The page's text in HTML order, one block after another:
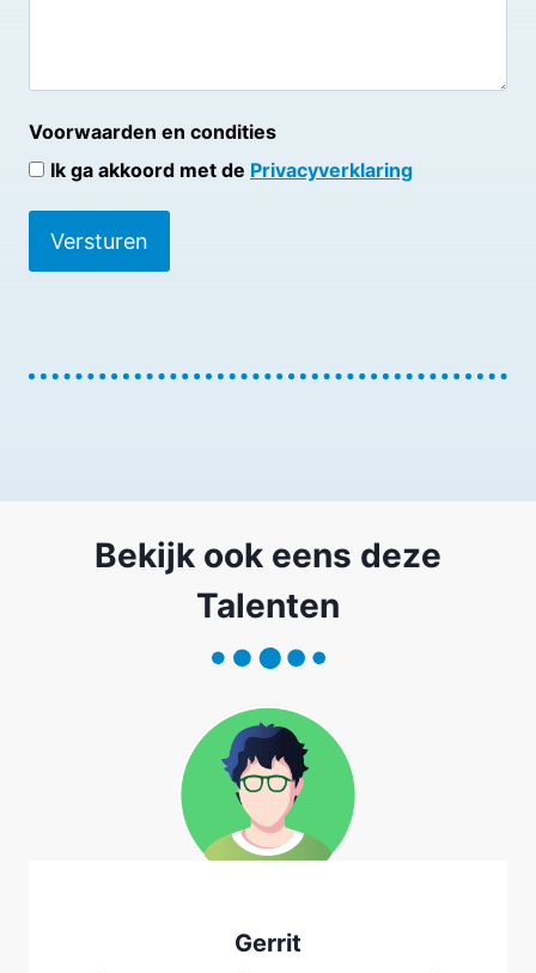
Voorwaarden en condities
Ik ga akkoord met de Privacyverklaring
Bekijk ook eens deze
Talenten
Gerrit